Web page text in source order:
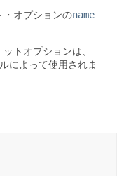
・オプションのname
トオプションは、
によって使用されま